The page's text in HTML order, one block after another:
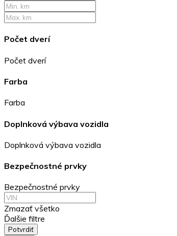
Počet dverí
Počet dverí
Farba
Farba
Doplnková výbava vozidla
Doplnková výbava vozidla
Bezpečnostné prvky
Bezpečnostné prvky
Zmazať všetko
Ďalšie filtre
Potvrdiť